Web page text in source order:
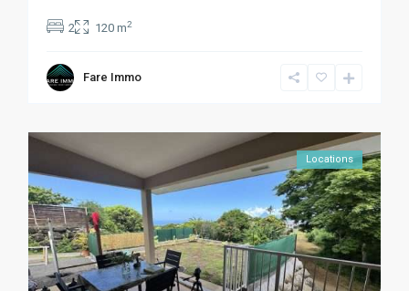
2 120 m2
Fare Immo
Locations